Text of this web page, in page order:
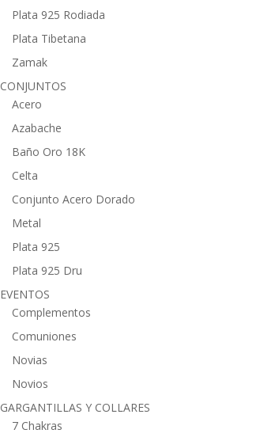
Plata 925 Rodiada
Plata Tibetana
Zamak
CONJUNTOS
Acero
Azabache
Baño Oro 18K
Celta
Conjunto Acero Dorado
Metal
Plata 925
Plata 925 Dru
EVENTOS
Complementos
Comuniones
Novias
Novios
GARGANTILLAS Y COLLARES
7 Chakras